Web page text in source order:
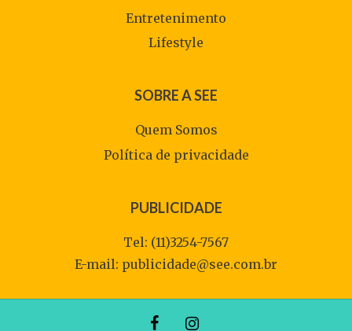
Entretenimento
Lifestyle
SOBRE A SEE
Quem Somos
Política de privacidade
PUBLICIDADE
Tel: (11)3254-7567
E-mail: publicidade@see.com.br